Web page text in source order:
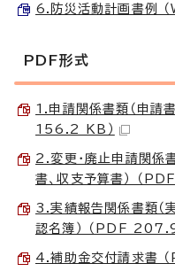
6.防災活動計画書例
PDF形式
1.申請関係書類（申請
156.2 KB）
2.変更・廃止申請関係
書、収支予算書） （
3.実績報告関係書類（
認名簿） （PDF
4.補助金交付請求書